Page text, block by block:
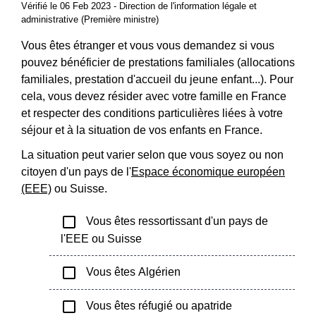
Vérifié le 06 Feb 2023 - Direction de l'information légale et
administrative (Première ministre)
Vous êtes étranger et vous vous demandez si vous
pouvez bénéficier de prestations familiales (allocations
familiales, prestation d'accueil du jeune enfant...). Pour
cela, vous devez résider avec votre famille en France
et respecter des conditions particulières liées à votre
séjour et à la situation de vos enfants en France.
La situation peut varier selon que vous soyez ou non
citoyen d'un pays de l'Espace économique européen
(EEE) ou Suisse.
check_box_outline_blank
Vous êtes ressortissant d'un pays de
l'EEE ou Suisse
check_box_outline_blank Vous êtes Algérien
check_box_outline_blank Vous êtes réfugié ou apatride